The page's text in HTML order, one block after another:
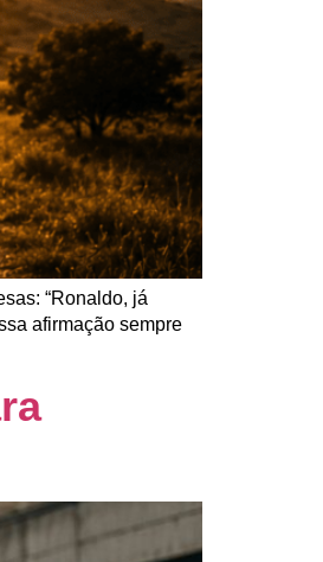
“Ronaldo, já
afirmação sempre